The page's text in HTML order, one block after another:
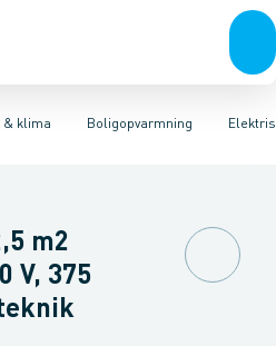
& klima
lampeudtagForgreningsmateriel
Boligopvarmning
Portåbner, jalousi, pumper
for varmekabelElektrisk
m2
V, 375